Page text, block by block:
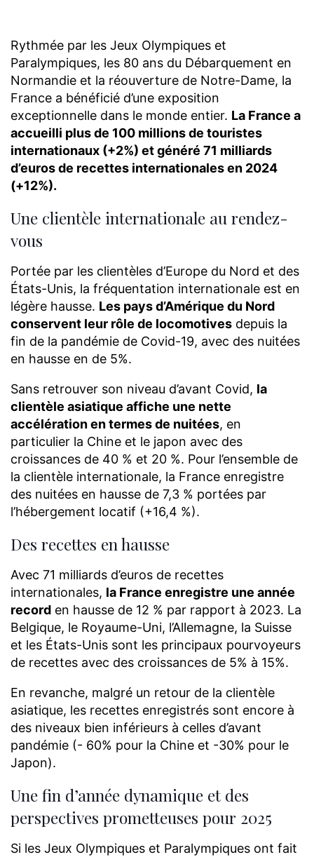
Rythmée par les Jeux Olympiques et
Paralympiques, les 80 ans du Débarquement en
Normandie et la réouverture de Notre-Dame, la
France a bénéficié d’une exposition
exceptionnelle dans le monde entier. La France a
accueilli plus de 100 millions de touristes
internationaux (+2%) et généré 71 milliards
d’euros de recettes internationales en 2024
(+12%).
Une clientèle internationale au rendez-
vous
Portée par les clientèles d’Europe du Nord et des
États-Unis, la fréquentation internationale est en
légère hausse. Les pays d’Amérique du Nord
conservent leur rôle de locomotives depuis la
fin de la pandémie de Covid-19, avec des nuitées
en hausse en de 5%.
Sans retrouver son niveau d’avant Covid, la
clientèle asiatique affiche une nette
accélération en termes de nuitées, en
particulier la Chine et le japon avec des
croissances de 40 % et 20 %. Pour l’ensemble de
la clientèle internationale, la France enregistre
des nuitées en hausse de 7,3 % portées par
l’hébergement locatif (+16,4 %).
Des recettes en hausse
Avec 71 milliards d’euros de recettes
internationales, la France enregistre une année
record en hausse de 12 % par rapport à 2023. La
Belgique, le Royaume-Uni, l’Allemagne, la Suisse
et les États-Unis sont les principaux pourvoyeurs
de recettes avec des croissances de 5% à 15%.
En revanche, malgré un retour de la clientèle
asiatique, les recettes enregistrés sont encore à
des niveaux bien inférieurs à celles d’avant
pandémie (- 60% pour la Chine et -30% pour le
Japon).
Une fin d’année dynamique et des
perspectives prometteuses pour 2025
Si les Jeux Olympiques et Paralympiques ont fait